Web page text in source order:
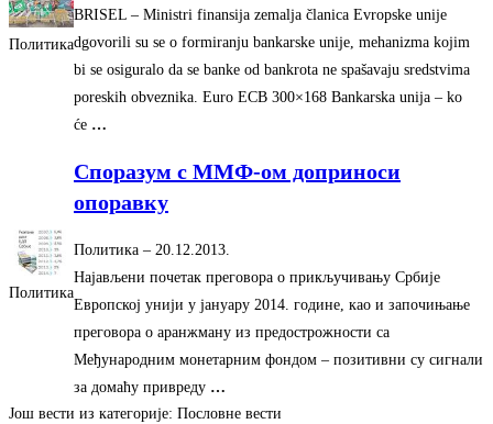
Политика
BRISEL – Ministri finansija zemalja članica Evropske unije
dgovorili su se o formiranju bankarske unije, mehanizma kojim
bi se osiguralo da se banke od bankrota ne spašavaju sredstvima
poreskih obveznika. Euro ECB 300×168 Bankarska unija – ko
će …
Политика
Споразум с ММФ-ом доприноси
опоравку
Политика – ‎20.12.2013.‎
Најављени почетак преговора о прикључивању Србије
Европској унији у јануару 2014. године, као и започињање
преговора о аранжману из предострожности са
Међународним монетарним фондом – позитивни су сигнали
за домаћу привреду …
Још вести из категорије: Пословне вести